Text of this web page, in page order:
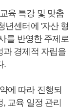
육 특강 및 맞춤
년센터에 '자산 형
를 반영한 주제로
과 경제적 자립을
.
에 따라 진행되
교육 일정 관리